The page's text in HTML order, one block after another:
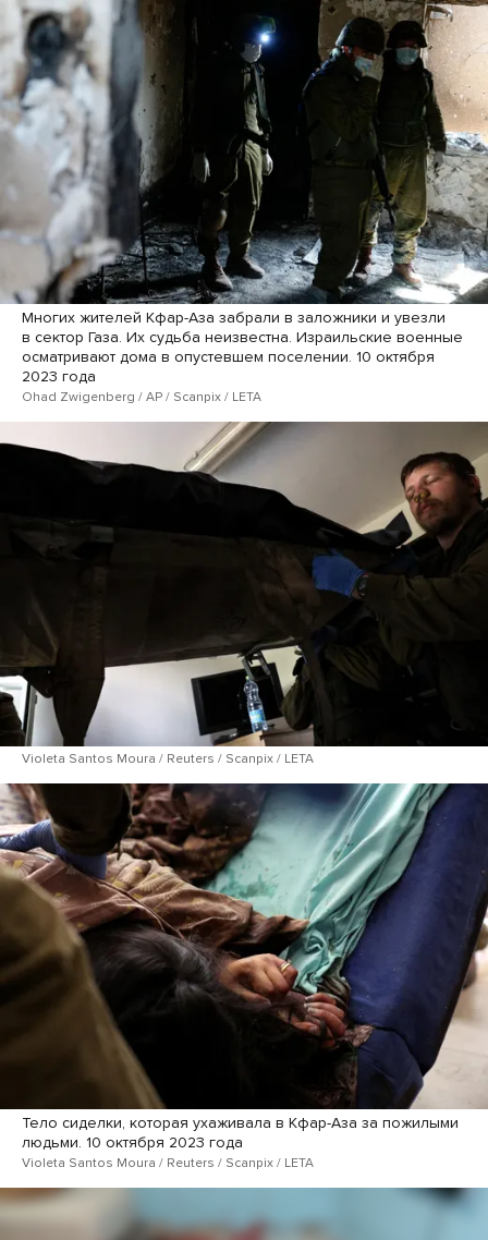
Многих жителей Кфар-Аза забрали в заложники и увезли
в сектор Газа. Их судьба неизвестна. Израильские военные
осматривают дома в опустевшем поселении. 10 октября
2023 года
Ohad Zwigenberg / AP / Scanpix / LETA
Violeta Santos Moura / Reuters / Scanpix / LETA
Тело сиделки, которая ухаживала в Кфар-Аза за пожилыми
людьми. 10 октября 2023 года
Violeta Santos Moura / Reuters / Scanpix / LETA